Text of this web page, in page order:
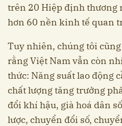
trên 20 Hiệp định thương
hơn 60 nền kinh tế quan
Tuy nhiên, chúng tôi
rằng Việt Nam vẫn còn
thức: Năng suất lao động
chất lượng tăng trưởng
đổi khí hậu, già hoá dân
lược, chuyển đổi số,